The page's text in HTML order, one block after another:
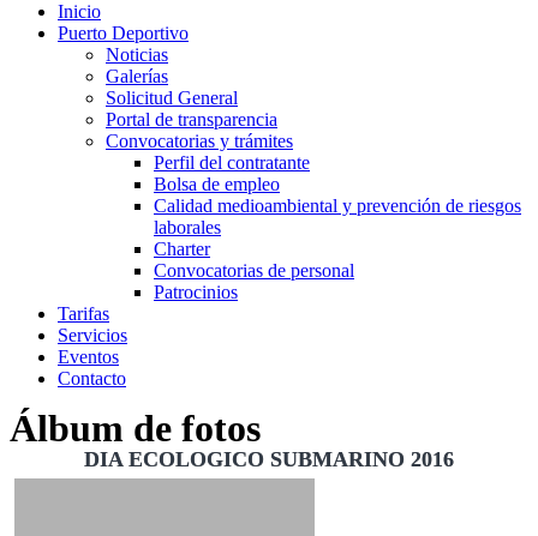
Inicio
Puerto Deportivo
Noticias
Galerías
Solicitud General
Portal de transparencia
Convocatorias y trámites
Perfil del contratante
Bolsa de empleo
Calidad medioambiental y prevención de riesgos
laborales
Charter
Convocatorias de personal
Patrocinios
Tarifas
Servicios
Eventos
Contacto
Álbum de fotos
DIA ECOLOGICO SUBMARINO 2016